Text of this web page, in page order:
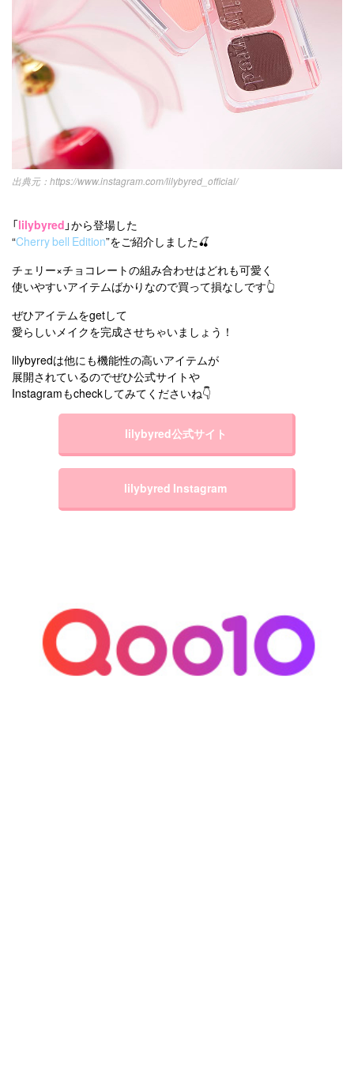
https://www.instagram.com/lilybyred_official/
「lilybyred 」から登場した
“Cherry bell Edition”をご紹介しました🍒
チェリー×チョコレートの組み合わせはどれも可愛く
使いやすいアイテムばかりなので買って損なしです👆
ぜひアイテムをgetして
愛らしいメイクを完成させちゃいましょう！
lilybyredは他にも機能性の高いアイテムが
展開されているのでぜひ公式サイトや
Instagramもcheckしてみてくださいね👇
lilybyred公式サイト
lilybyred Instagram